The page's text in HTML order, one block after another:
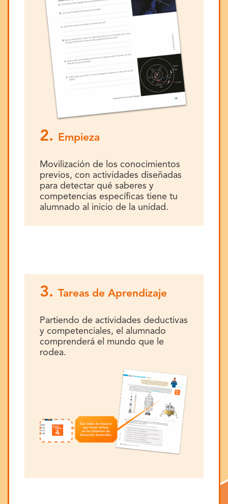
2. Empieza
Movilización de los conocimientos
previos, con actividades diseñadas
para detectar qué saberes y
competencias específicas tiene tu
alumnado al inicio de la unidad.
3. Tareas de Aprendizaje
Partiendo de actividades deductivas
y competenciales, el alumnado
comprenderá el mundo que le
rodea.